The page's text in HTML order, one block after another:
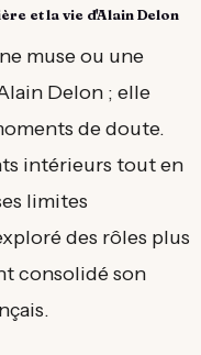
et la vie d'Alain Delon
muse ou une
Delon ; elle
de doute.
intérieurs tout en
limites
des rôles plus
consolidé son